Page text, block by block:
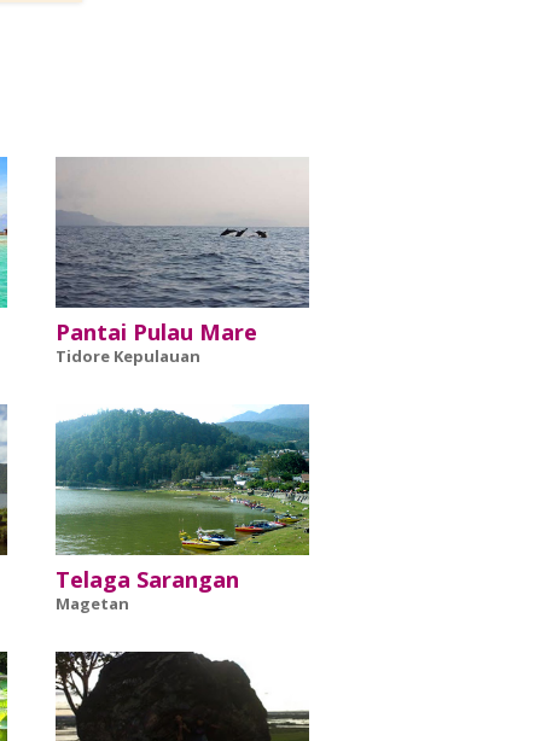
Pantai Pulau Mare
Tidore Kepulauan
Telaga Sarangan
Magetan